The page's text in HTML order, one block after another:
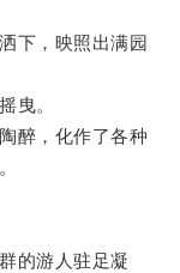
下，映照出满园
曳。
醉，化作了各种
的游人驻足凝